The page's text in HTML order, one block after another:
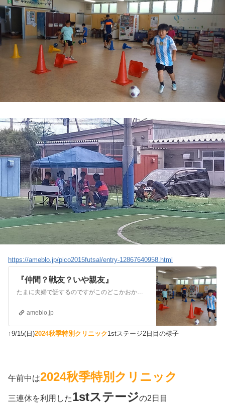
https://ameblo.jp/pico2015futsal/entry-12867640958.html
『仲間？戦友？いや親友』
ameblo.jp
↑9/15(日)2024秋季特別クリニック1stステージ2日目の様子
午前中は2024秋季特別クリニック
三連休を利用した1stステージの2日目